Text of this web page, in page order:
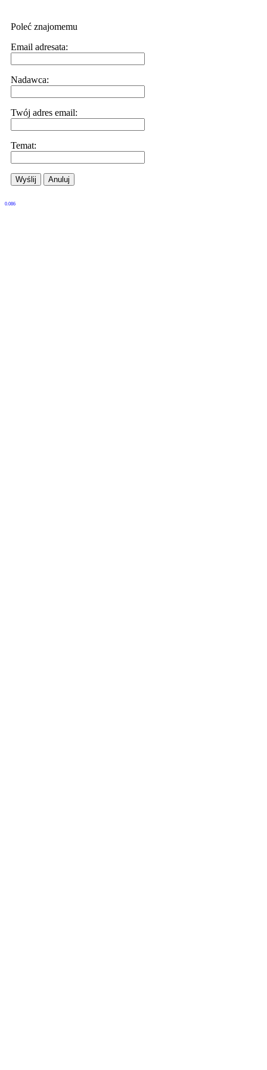
Poleć znajomemu
Email adresata:
Nadawca:
Twój adres email:
Temat:
Wyślij Anuluj
0.086